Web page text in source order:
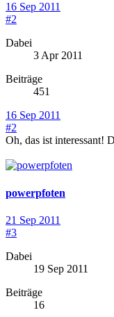
16 Sep 2011
#2
Dabei
3 Apr 2011
Beiträge
451
16 Sep 2011
#2
Oh, das ist interessant!
powerpfoten
21 Sep 2011
#3
Dabei
19 Sep 2011
Beiträge
16